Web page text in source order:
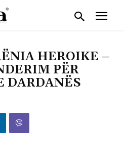
HEROIKE –
PËR
DARDANËS